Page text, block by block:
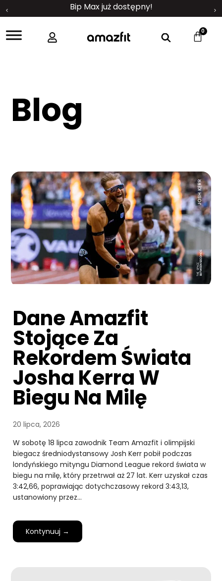
Bip Max już dostępny!
0
Blog
Dane Amazfit
Stojące Za
Rekordem Świata
Josha Kerra W
Biegu Na Milę
20 lipca, 2026
W sobotę 18 lipca zawodnik Team Amazfit i olimpijski
biegacz średniodystansowy Josh Kerr pobił podczas
londyńskiego mityngu Diamond League rekord świata w
biegu na milę, który przetrwał aż 27 lat. Kerr uzyskał czas
3:42,66, poprawiając dotychczasowy rekord 3:43,13,
ustanowiony przez…
Kontynuuj →